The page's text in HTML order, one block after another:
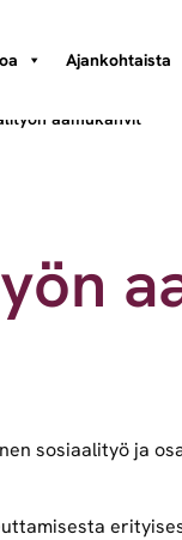
Ajankohtaista
aamukahvit
sosiaalityö ja